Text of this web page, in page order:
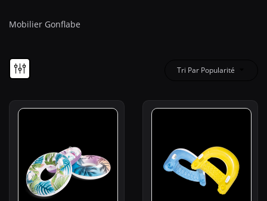
Mobilier Gonflabe
Tri Par Popularité